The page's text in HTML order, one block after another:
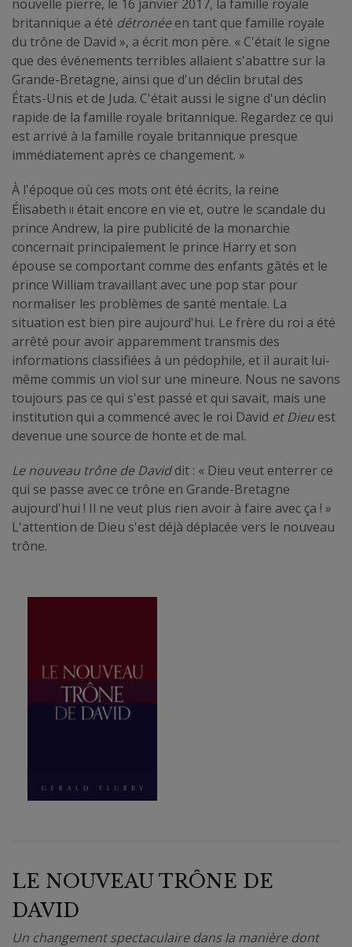
nouvelle pierre, le 16 janvier 2017, la famille royale
britannique a été détronéeen tant que famille royale
du trône de David », a écrit mon père. « C'était le signe
que des événements terribles allaient s'abattre sur la
Grande-Bretagne, ainsi que d'un déclin brutal des
États-Unis et de Juda. C'était aussi le signe d'un déclin
rapide de la famille royale britannique. Regardez ce qui
est arrivé à la famille royale britannique presque
immédiatement après ce changement. »
À l'époque où ces mots ont été écrits, la reine
Élisabeth II était encore en vie et, outre le scandale du
prince Andrew, la pire publicité de la monarchie
concernait principalement le prince Harry et son
épouse se comportant comme des enfants gâtés et le
prince William travaillant avec une pop star pour
normaliser les problèmes de santé mentale. La
situation est bien pire aujourd'hui. Le frère du roi a été
arrêté pour avoir apparemment transmis des
informations classifiées à un pédophile, et il aurait lui-
même commis un viol sur une mineure. Nous ne savons
toujours pas ce qui s'est passé et qui savait, mais une
institution qui a commencé avec le roi David et Dieuest
devenue une source de honte et de mal.
Le nouveau trône de Daviddit : « Dieu veut enterrer ce
qui se passe avec ce trône en Grande-Bretagne
aujourd'hui ! Il ne veut plus rien avoir à faire avec ça ! »
L'attention de Dieu s'est déjà déplacée vers le nouveau
trône.
LE NOUVEAU TRÔNE DE
DAVID
Un changement spectaculaire dans la manière dont